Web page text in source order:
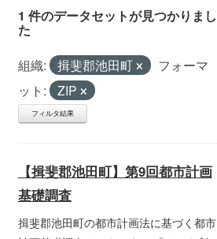
1 件のデータセットが見つかりまし
た
組織: 揖斐郡池田町
フォーマ
ット:
ZIP
フィルタ結果
【揖斐郡池田町】第9回都市計画
基礎調査
揖斐郡池田町の都市計画法に基づく都市